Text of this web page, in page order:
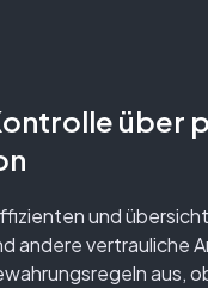
über
und
andere vertrauliche
aus,